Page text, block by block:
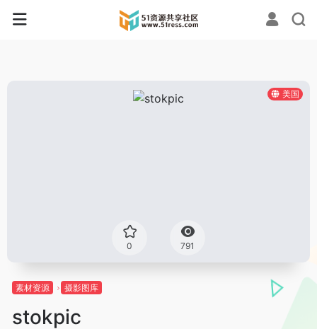
美国
0 791
素材资源 摄影图库
stokpic